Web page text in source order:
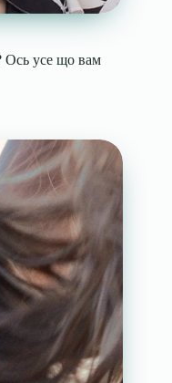
Ось усе що вам